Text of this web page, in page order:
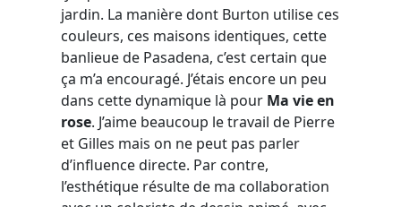
jardin. La manière dont Burton utilise ces
couleurs, ces maisons identiques, cette
banlieue de Pasadena, c’est certain que
ça m’a encouragé. J’étais encore un peu
dans cette dynamique là pour Ma vie en
rose. J’aime beaucoup le travail de Pierre
et Gilles mais on ne peut pas parler
d’influence directe. Par contre,
l’esthétique résulte de ma collaboration